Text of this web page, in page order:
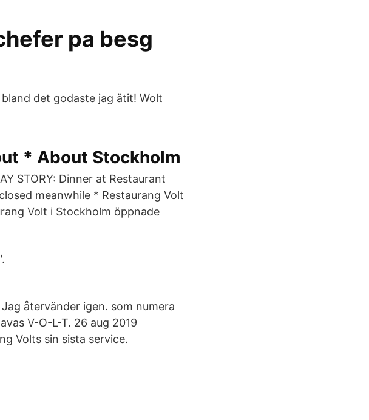
pa besg
det godaste jag ätit! Wolt
* About Stockholm
STORY: Dinner at Restaurant
meanwhile * Restaurang Volt
Volt i Stockholm öppnade
återvänder igen. som numera
V-O-L-T. 26 aug 2019
Volts sin sista service.